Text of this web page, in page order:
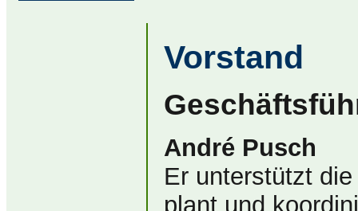
Vorstand
André Pusch
Er unterstützt
plant und